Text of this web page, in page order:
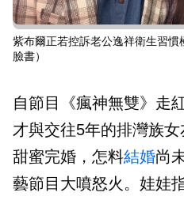
紫布爾正若控訴老公逸祥衛生習
臉書）
自節目《瘋神無雙》走
才與交往5年的排灣族
甜蜜完婚，怎料結婚尚
藝節目大噴怒火。娃娃